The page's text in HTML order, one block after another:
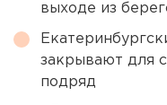
выходе из
закрывают для
подряд